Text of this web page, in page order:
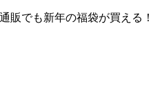
販でも新年の福袋が買える